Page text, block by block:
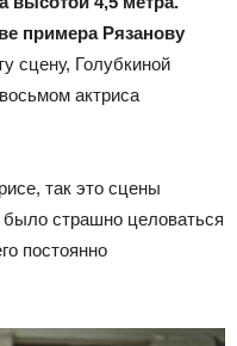
примера Рязанову
сцену, Голубкиной
актриса
так это сцены
страшно целоваться
постоянно